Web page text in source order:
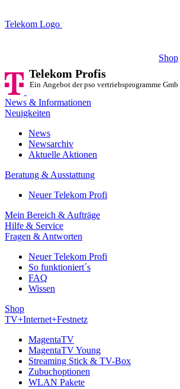
Telekom Logo
Shop
Telekom Profis
Ein Angebot der pso vertriebsprogramme GmbH
News & Informationen
Neuigkeiten
News
Newsarchiv
Aktuelle Aktionen
Beratung & Ausstattung
Neuer Telekom Profi
Mein Bereich & Aufträge
Hilfe & Service
Fragen & Antworten
Neuer Telekom Profi
So funktioniert´s
FAQ
Wissen
Shop
TV+Internet+Festnetz
MagentaTV
MagentaTV Young
Streaming Stick & TV-Box
Zubuchoptionen
WLAN Pakete